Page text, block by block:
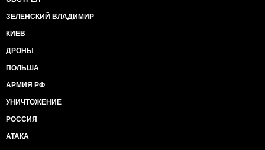
ЗЕЛЕНСКИЙ ВЛАДИМИР
КИЕВ
ДРОНЫ
ПОЛЬША
АРМИЯ РФ
УНИЧТОЖЕНИЕ
РОССИЯ
АТАКА